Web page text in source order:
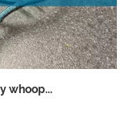
whoop...